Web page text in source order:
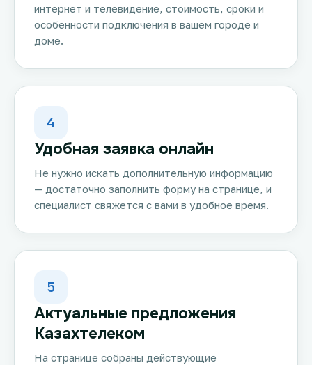
интернет и телевидение, стоимость, сроки и
особенности подключения в вашем городе и
доме.
4
Удобная заявка онлайн
Не нужно искать дополнительную информацию
— достаточно заполнить форму на странице, и
специалист свяжется с вами в удобное время.
5
Актуальные предложения
Казахтелеком
На странице собраны действующие